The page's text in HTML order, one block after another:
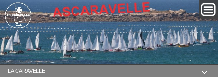

LA CARAVELLE